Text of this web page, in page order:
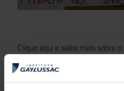
Clique aqui e saiba mais sobre
Roda Verde Compostagem